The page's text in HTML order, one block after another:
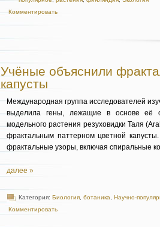
Комментировать
Учёные объяснили
капусты
Международная группа исследователей
выделила гены, лежащие в основе её
модельного растения резуховидки Таля
фрактальным паттерном цветной
фрактальные узоры, включая спиральные
далее »
Категория: Биология ботаника Научно-
Комментировать